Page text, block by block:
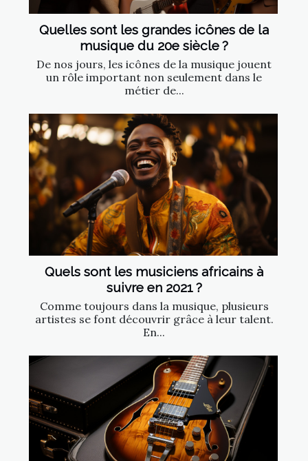
Quelles sont les grandes icônes de la
musique du 20e siècle ?
De nos jours, les icônes de la musique jouent
un rôle important non seulement dans le
métier de...
Quels sont les musiciens africains à
suivre en 2021 ?
Comme toujours dans la musique, plusieurs
artistes se font découvrir grâce à leur talent.
En...